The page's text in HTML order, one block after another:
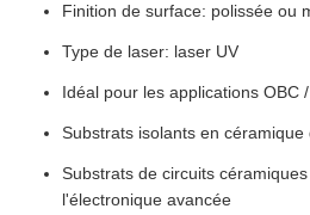
Finition de surface: polissée ou
Type de laser: laser UV
Idéal pour les applications OBC
Substrats isolants en
Substrats de circuits
l'électronique avancée